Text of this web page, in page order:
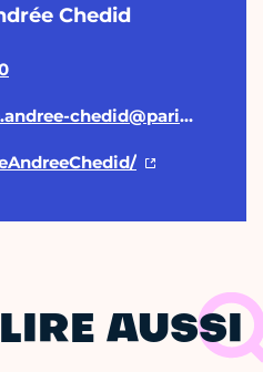
Chedid
bibliotheque.andree-chedid@paris.fr
AUSSI